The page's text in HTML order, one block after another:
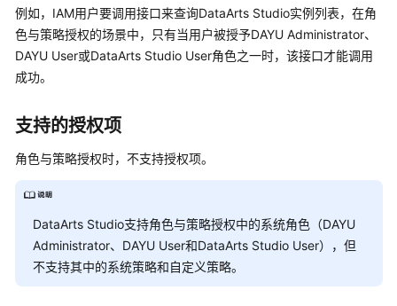
API
参
考
前
读
概
览
如
例如，IAM用户要调用接口来查询DataArts Studio实例列表，在角
色与策略授权的场景中，只有当用户被授予DAYU Administrator、
DAYU User或DataArts Studio User角色之一时，该接口才能调用
成功。
支持的授权项
角色与策略授权时，不支持授权项。
DataArts Studio支持角色与策略授权中的系统角色（DAYU
Administrator、 DAYU User和DataArts Studio User），但
不支持其中的系统策略和自定义策略。